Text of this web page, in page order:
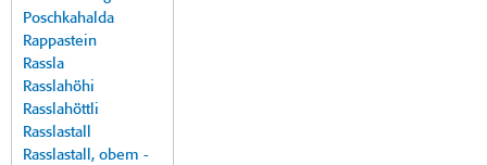
Poschkahalda
Rappastein
Rassla
Rasslahöhi
Rasslahöttli
Rasslastall
Rasslastall, obem -